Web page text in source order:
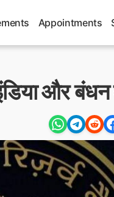
Appointments
और बंधन